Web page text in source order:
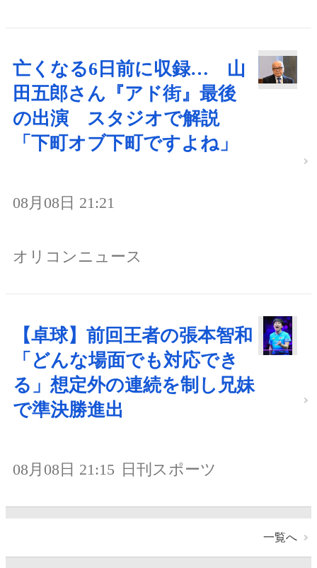
亡くなる6日前に収録… 山
田五郎さん『アド街』最後
の出演 スタジオで解説
「下町オブ下町ですよね」
08月08日 21:21
オリコンニュース
【卓球】前回王者の張本智和
「どんな場面でも対応でき
る」想定外の連続を制し兄妹
で準決勝進出
08月08日 21:15 日刊スポーツ
一覧へ